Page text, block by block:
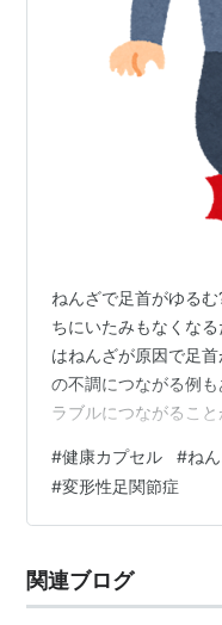
ねんざで足首がゆる
ちにいたみもなくな
はねんざが原因で足
の不調につながる例
ラブルにつながるこ
る。まずは足首の状態
たり転んだりしやす
コの地面を歩くのが
の1つでも該当すると
る足首とは足首が緩…
#健康カプセル #ね
#変形性足関節症
関連ブログ